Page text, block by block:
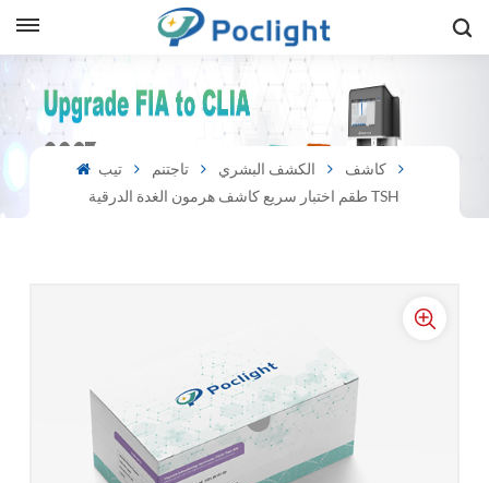
تيب تاجتنم الكشف البشري
كاشف
طقم اختبار سريع كاشف هرمون الغدة الدرقية TSH